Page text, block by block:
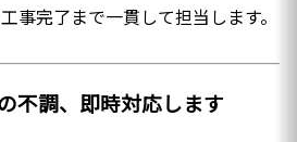
事完了まで一貫して担当します。
不調、即時対応します